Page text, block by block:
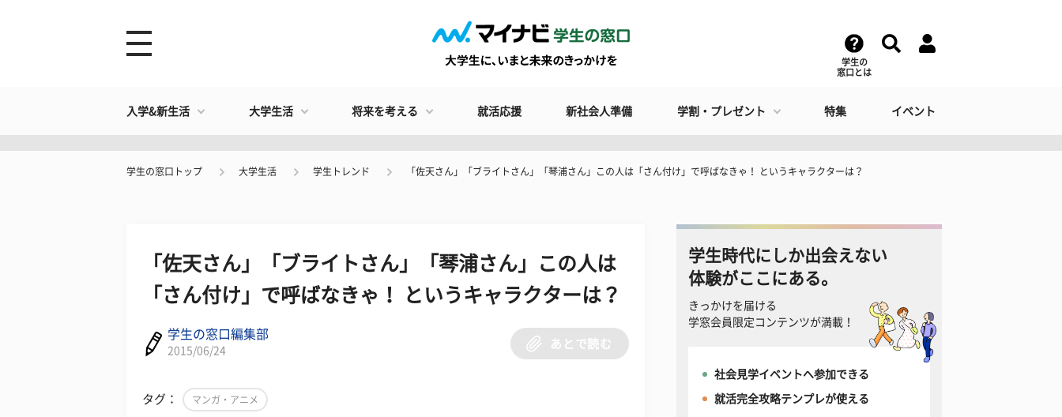
学生の
窓口とは
入学&新生活 大学生活 将来を考える 就活応援 新社会人準備 学割・プレゼント 特集 イベント
学生の窓口トップ 大学生活 学生トレンド 「佐天さん」「ブライトさん」「琴浦さん」この人は「さん付け」で呼ばなきゃ！ というキャラクターは？
「佐天さん」「ブライトさん」「琴浦さん」この人は
「さん付け」で呼ばなきゃ！ というキャラクターは？
学生の窓口編集部
2015/06/24
あとで読む
タグ： マンガ・アニメ
学生時代にしか出会えない
体験がここにある。
きっかけを届ける
学窓会員限定コンテンツが満載！
社会見学イベントへ参加できる
就活完全攻略テンプレが使える